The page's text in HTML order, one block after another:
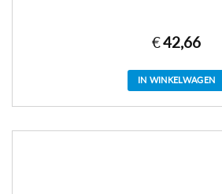
€42,66
IN WINKELWAGEN